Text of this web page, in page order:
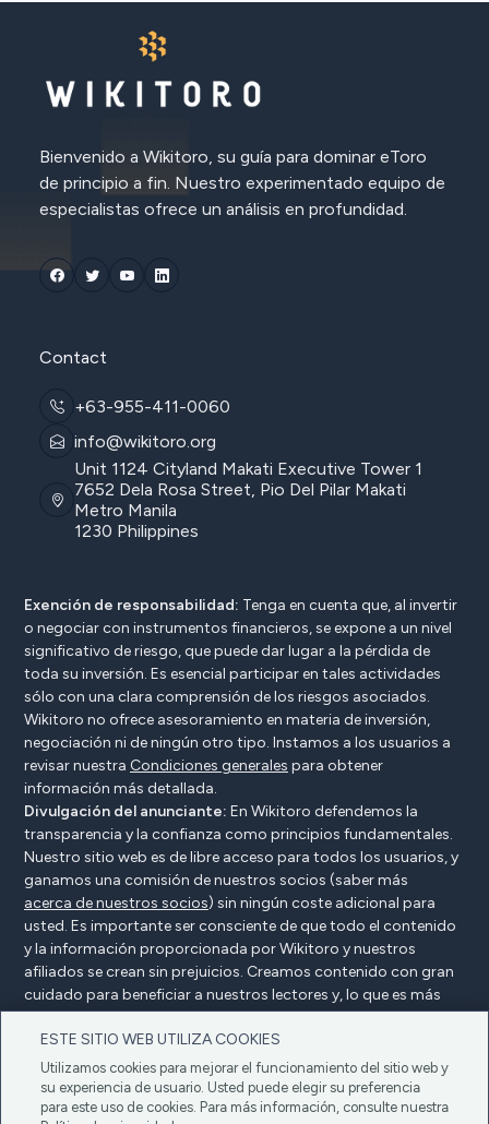
ESTE SITIO WEB UTILIZA COOKIES
Utilizamos cookies para mejorar el funcionamiento del sitio web y
su experiencia de usuario. Usted puede elegir su preferencia
para este uso de cookies. Para más información, consulte nuestra
Bienvenido a Wikitoro, su guía para dominar eToro
de principio a fin. Nuestro experimentado equipo de
especialistas ofrece un análisis en profundidad.
Contact
+63-955-411-0060
info@wikitoro.org
Unit 1124 Cityland Makati Executive Tower 1
7652 Dela Rosa Street, Pio Del Pilar Makati
Metro Manila
1230 Philippines
Exención de responsabilidad: Tenga en cuenta que, al invertir
o negociar con instrumentos financieros, se expone a un nivel
significativo de riesgo, que puede dar lugar a la pérdida de
toda su inversión. Es esencial participar en tales actividades
sólo con una clara comprensión de los riesgos asociados.
Wikitoro no ofrece asesoramiento en materia de inversión,
negociación ni de ningún otro tipo. Instamos a los usuarios a
revisar nuestra Condiciones generales para obtener
información más detallada.
Divulgación del anunciante: En Wikitoro defendemos la
transparencia y la confianza como principios fundamentales.
Nuestro sitio web es de libre acceso para todos los usuarios, y
ganamos una comisión de nuestros socios (saber más
acerca de nuestros socios) sin ningún coste adicional para
usted. Es importante ser consciente de que todo el contenido
y la información proporcionada por Wikitoro y nuestros
afiliados se crean sin prejuicios. Creamos contenido con gran
cuidado para beneficiar a nuestros lectores y, lo que es más
importante, no está influenciado por ningún acuerdo de
compensación con nuestros socios.